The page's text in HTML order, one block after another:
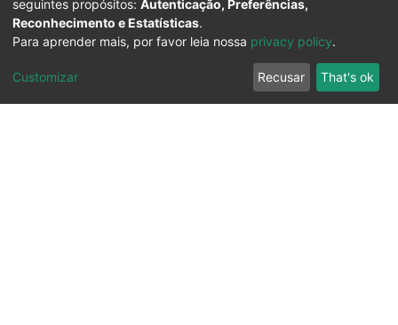
seguintes propósitos: Autenticação, Preferências,
Reconhecimento e Estatísticas.
Para aprender mais, por favor leia nossa privacy policy.
Customizar Recusar That's ok